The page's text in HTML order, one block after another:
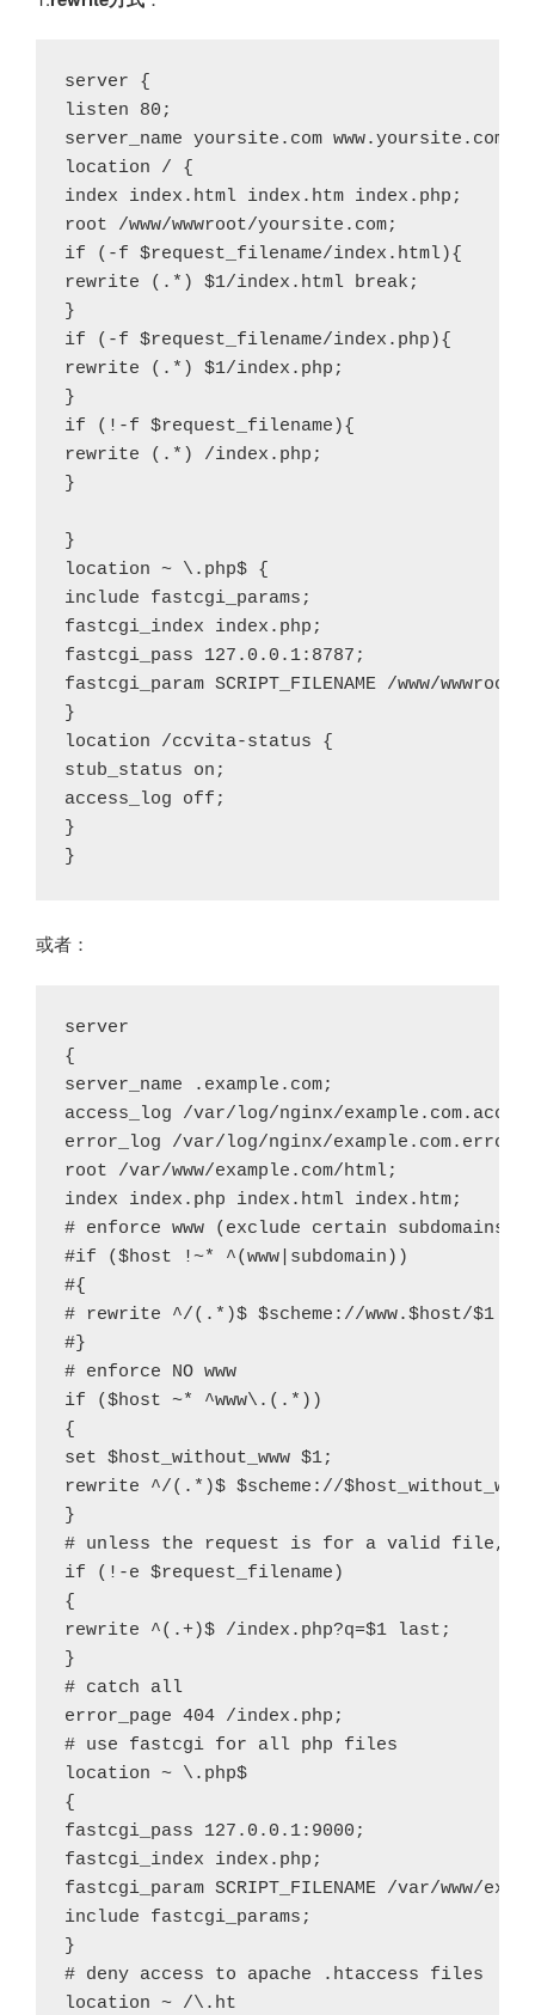
server {
listen 80;
server_name yoursite.com www.yoursite.com;
location / {
index index.html index.htm index.php;
root /www/wwwroot/yoursite.com;
if (-f $request_filename/index.html){
rewrite (.*) $1/index.html break;
}
if (-f $request_filename/index.php){
rewrite (.*) $1/index.php;
}
if (!-f $request_filename){
rewrite (.*) /index.php;
}
}
location ~ \.php$ {
include fastcgi_params;
fastcgi_index index.php;
fastcgi_pass 127.0.0.1:8787;
fastcgi_param SCRIPT_FILENAME /www/
}
location /ccvita-status {
stub_status on;
access_log off;
}
}
或者：
server
{
server_name .example.com;
access_log /var/log/nginx/
error_log /var/log/nginx/
root /var/www/example.com/html;
index index.php index.html index.htm;
# enforce www (exclude certain subdomains)
#if ($host !~* ^(www|subdomain))
#{
# rewrite ^/(.*)$ $scheme://www.$host/$1
#}
# enforce NO www
if ($host ~* ^www\.(.*))
{
set $host_without_www $1;
rewrite ^/(.*)$ $scheme://
}
# unless the request is for a valid file,
if (!-e $request_filename)
{
rewrite ^(.+)$ /index.php?q=$1 last;
}
# catch all
error_page 404 /index.php;
# use fastcgi for all php files
location ~ \.php$
{
fastcgi_pass 127.0.0.1:9000;
fastcgi_index index.php;
fastcgi_param SCRIPT_FILENAME /var/www/
include fastcgi_params;
}
# deny access to apache .htaccess files
location ~ /\.ht